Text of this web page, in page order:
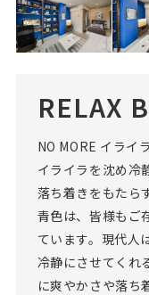
RELAX
NO MORE イライラ
イライラを沈め冷
落ち着きをもたらす
青色は、皆様もご
ています。現代人
冷静にさせてくれ
に爽やかさや落ち